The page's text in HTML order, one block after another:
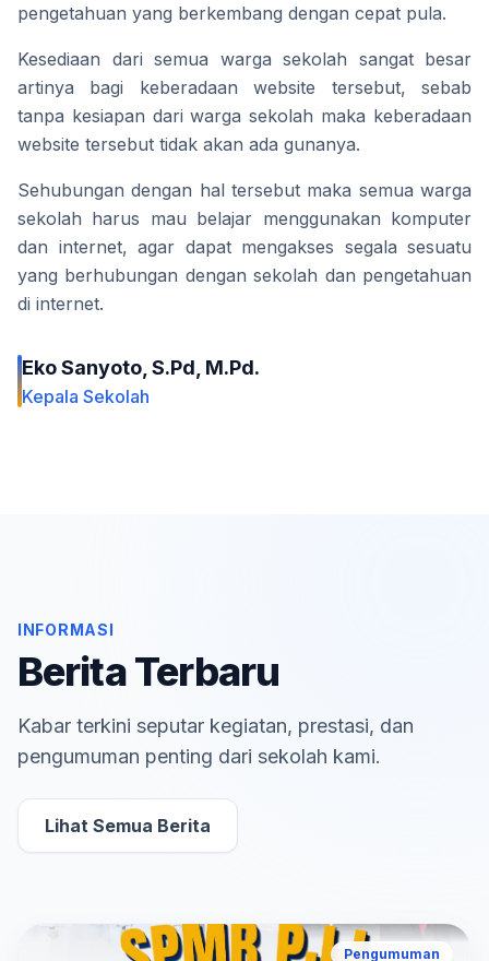
pengetahuan yang berkembang dengan cepat pula.
Kesediaan dari semua warga sekolah sangat besar
artinya bagi keberadaan website tersebut, sebab
tanpa kesiapan dari warga sekolah maka keberadaan
website tersebut tidak akan ada gunanya.
Sehubungan dengan hal tersebut maka semua warga
sekolah harus mau belajar menggunakan komputer
dan internet, agar dapat mengakses segala sesuatu
yang berhubungan dengan sekolah dan pengetahuan
di internet.
Eko Sanyoto, S.Pd, M.Pd.
Kepala Sekolah
INFORMASI
Berita Terbaru
Kabar terkini seputar kegiatan, prestasi, dan
pengumuman penting dari sekolah kami.
Lihat Semua Berita
Pengumuman